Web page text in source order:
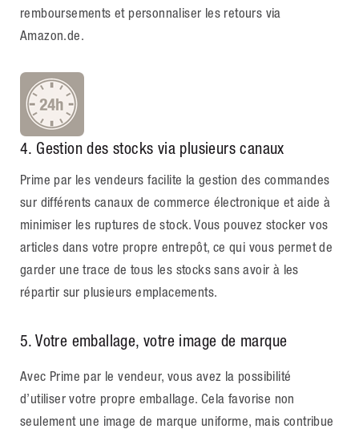
remboursements et personnaliser les retours via
Amazon.de.
4. Gestion des stocks via plusieurs canaux
Prime par les vendeurs facilite la gestion des commandes
sur différents canaux de commerce électronique et aide à
minimiser les ruptures de stock. Vous pouvez stocker vos
articles dans votre propre entrepôt, ce qui vous permet de
garder une trace de tous les stocks sans avoir à les
répartir sur plusieurs emplacements.
5. Votre emballage, votre image de marque
Avec Prime par le vendeur, vous avez la possibilité
d’utiliser votre propre emballage. Cela favorise non
seulement une image de marque uniforme, mais contribue